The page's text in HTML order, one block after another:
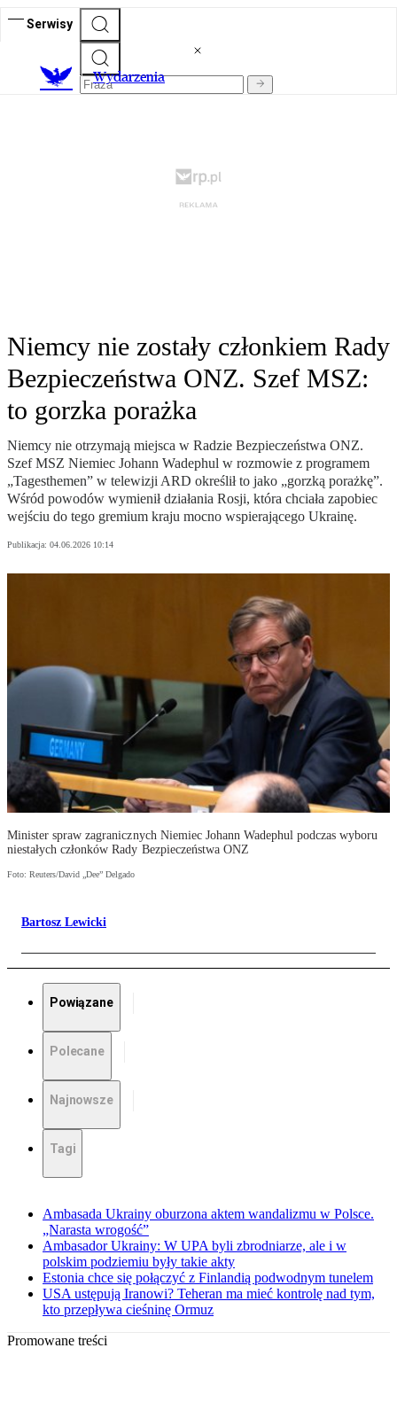
Serwisy
Wydarzenia
Niemcy nie zostały członkiem Rady
Bezpieczeństwa ONZ. Szef MSZ:
to gorzka porażka
Niemcy nie otrzymają miejsca w Radzie Bezpieczeństwa ONZ.
Szef MSZ Niemiec Johann Wadephul w rozmowie z programem
„Tagesthemen” w telewizji ARD określił to jako „gorzką porażkę”.
Wśród powodów wymienił działania Rosji, która chciała zapobiec
wejściu do tego gremium kraju mocno wspierającego Ukrainę.
Publikacja: 04.06.2026 10:14
Minister spraw zagranicznych Niemiec Johann Wadephul podczas wyboru
niestałych członków Rady Bezpieczeństwa ONZ
Foto: Reuters/David „Dee” Delgado
Bartosz Lewicki
Powiązane
Polecane
Najnowsze
Tagi
Ambasada Ukrainy oburzona aktem wandalizmu w Polsce.
„Narasta wrogość”
Ambasador Ukrainy: W UPA byli zbrodniarze, ale i w
polskim podziemiu były takie akty
Estonia chce się połączyć z Finlandią podwodnym tunelem
USA ustępują Iranowi? Teheran ma mieć kontrolę nad tym,
kto przepływa cieśninę Ormuz
Promowane treści